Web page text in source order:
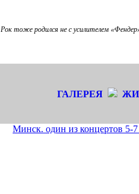
Рок тоже родился не с усилителем
ГАЛЕРЕЯ